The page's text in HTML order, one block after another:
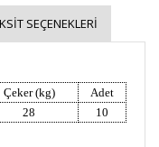
SEÇENEKLERI
Çeker (kg)
Adet
28 10